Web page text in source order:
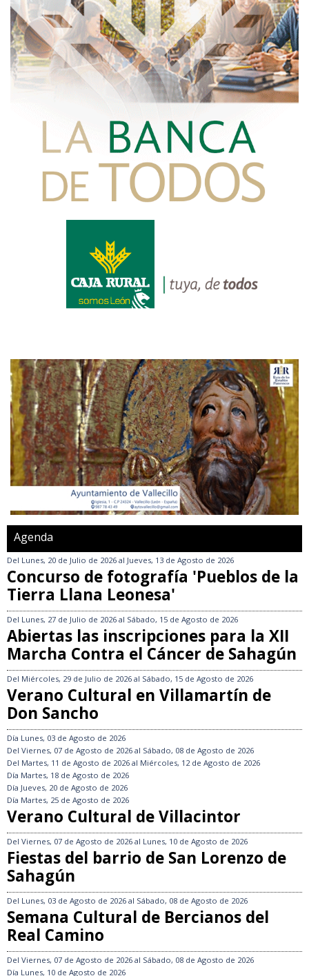
Agenda
Del Lunes, 20 de Julio de 2026 al Jueves, 13 de Agosto de 2026
Concurso de fotografía 'Pueblos de la
Tierra Llana Leonesa'
Del Lunes, 27 de Julio de 2026 al Sábado, 15 de Agosto de 2026
Abiertas las inscripciones para la XII
Marcha Contra el Cáncer de Sahagún
Del Miércoles, 29 de Julio de 2026 al Sábado, 15 de Agosto de 2026
Verano Cultural en Villamartín de
Don Sancho
Día Lunes, 03 de Agosto de 2026
Del Viernes, 07 de Agosto de 2026 al Sábado, 08 de Agosto de 2026
Del Martes, 11 de Agosto de 2026 al Miércoles, 12 de Agosto de 2026
Día Martes, 18 de Agosto de 2026
Día Jueves, 20 de Agosto de 2026
Día Martes, 25 de Agosto de 2026
Verano Cultural de Villacintor
Del Viernes, 07 de Agosto de 2026 al Lunes, 10 de Agosto de 2026
Fiestas del barrio de San Lorenzo de
Sahagún
Del Lunes, 03 de Agosto de 2026 al Sábado, 08 de Agosto de 2026
Semana Cultural de Bercianos del
Real Camino
Del Viernes, 07 de Agosto de 2026 al Sábado, 08 de Agosto de 2026
Día Lunes, 10 de Agosto de 2026